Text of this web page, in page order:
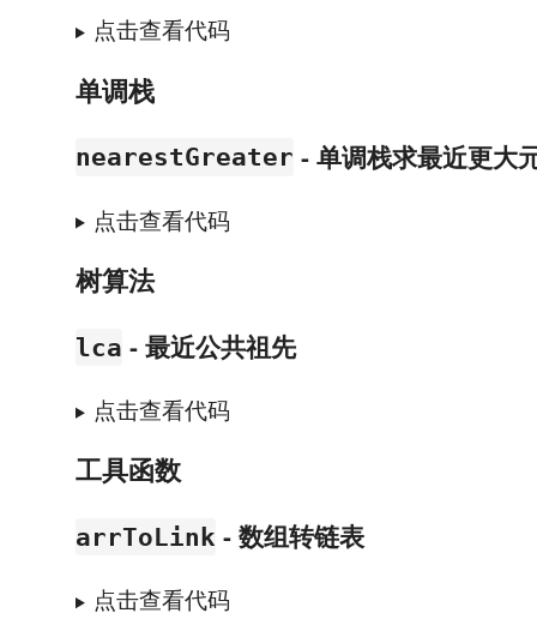
点击查看代码
单调栈
nearestGreater - 单调栈求最近更大
点击查看代码
树算法
lca - 最近公共祖先
点击查看代码
工具函数
arrToLink - 数组转链表
点击查看代码